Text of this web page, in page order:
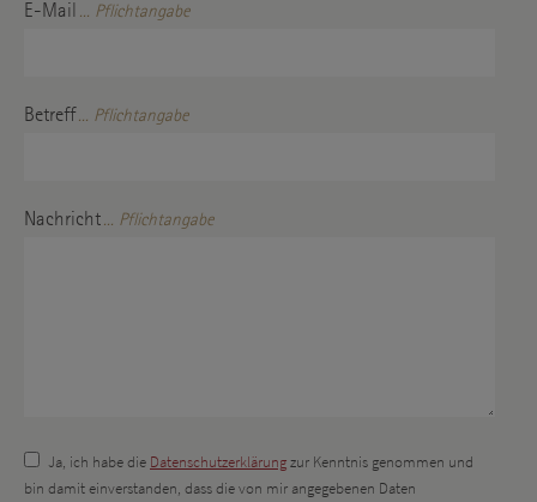
E-Mail ... Pflichtangabe
Betreff ... Pflichtangabe
Nachricht ... Pflichtangabe
Ja, ich habe die Datenschutzerklärungzur Kenntnis genommen und
bin damit einverstanden, dass die von mir angegebenen Daten